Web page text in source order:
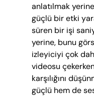
anlatılmak
güçlü bir etki
süren bir işi
yerine, bunu
izleyiciyi çok
videosu
karşılığını
güçlü hem de